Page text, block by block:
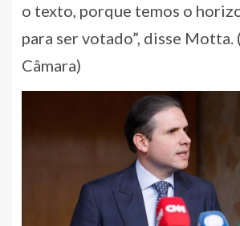
o texto, porque temos o
para ser votado”, disse Motta.
Câmara)